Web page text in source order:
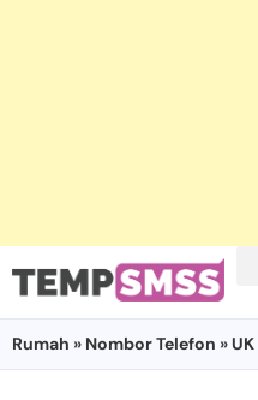
Rumah » Nombor Telefon »UK